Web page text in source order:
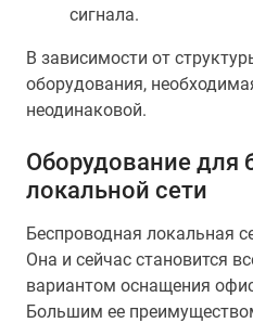
сигнала.
В зависимости от
оборудования,
неодинаковой.
Оборудование для
локальной сети
Беспроводная локальная
Она и сейчас становится
вариантом оснащения
Большим ее